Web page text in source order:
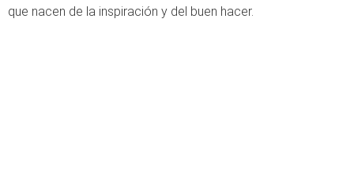
que nacen de la inspiración y del buen hacer.